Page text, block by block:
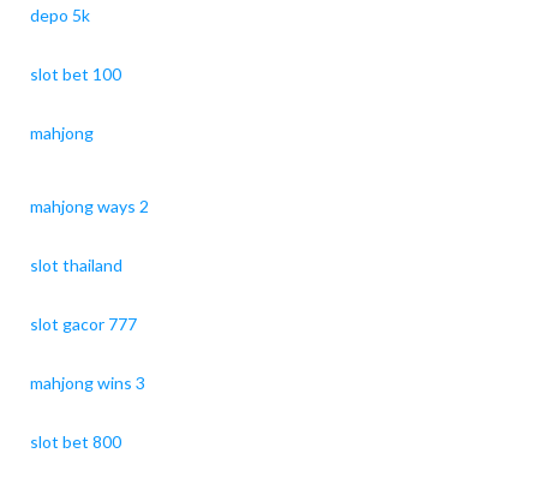
depo 5k
slot bet 100
mahjong
mahjong ways 2
slot thailand
slot gacor 777
mahjong wins 3
slot bet 800